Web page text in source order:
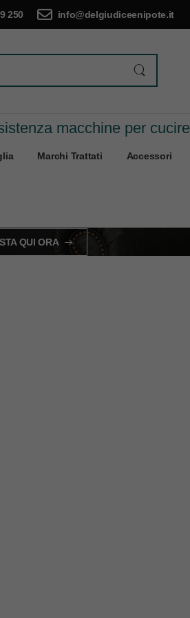
250 info@delgiudiceenipote.it
macchine per cucire
Marchi Trattati Accessori
QUI ORA